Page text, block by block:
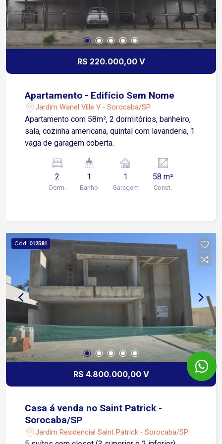
referência em segurança, tranquilidade e
infraestrutura completa. Agende uma visita e
venha conhecer este excelente terreno!
R$ 220.000,00 V
Apartamento - Edifício Sem Nome
Jardim Wanel Ville V - Sorocaba/SP
Apartamento com 58m², 2 dormitórios, banheiro,
sala, cozinha americana, quintal com lavanderia, 1
vaga de garagem coberta.
2
Dorm.
1
Banho
1
Garagem
58 m²
Const.
Cód. 012581
R$ 4.800.000,00 V
Casa á venda no Saint Patrick -
Sorocaba/SP
Jardim Residencial Saint Patrick - Sorocaba/SP